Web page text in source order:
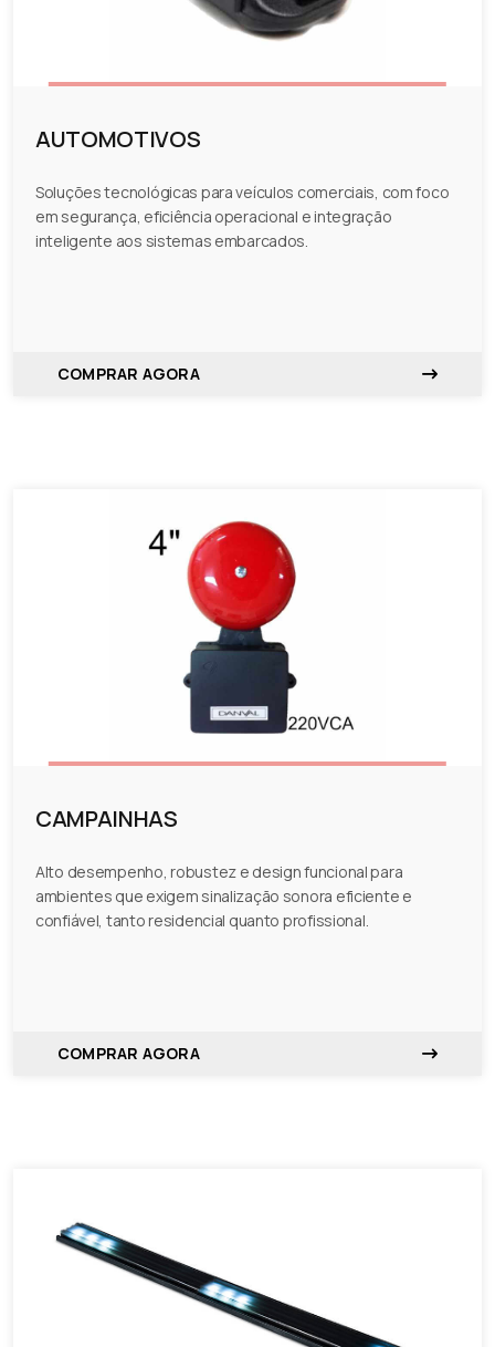
AUTOMOTIVOS
Soluções tecnológicas para veículos comerciais, com foco
em segurança, eficiência operacional e integração
inteligente aos sistemas embarcados.
COMPRAR AGORA
CAMPAINHAS
Alto desempenho, robustez e design funcional para
ambientes que exigem sinalização sonora eficiente e
confiável, tanto residencial quanto profissional.
COMPRAR AGORA